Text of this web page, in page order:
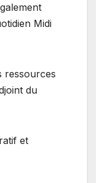
Midi
ressources
du
et